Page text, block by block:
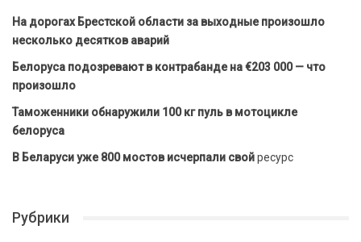
На дорогах Брестской области за выходные произошло
несколько десятков аварий
Белоруса подозревают в контрабанде на €203 000 — что
произошло
Таможенники обнаружили 100 кг пуль в мотоцикле
белоруса
В Беларуси уже 800 мостов исчерпали свойресурс
Рубрики